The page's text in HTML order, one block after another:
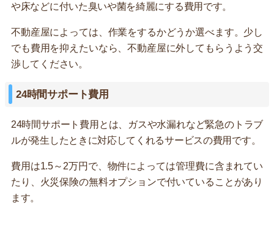
や床などに付いた臭いや菌を綺麗にする費用です。
不動産屋によっては、作業をするかどうか選べます。少し
でも費用を抑えたいなら、不動産屋に外してもらうよう交
渉してください。
24時間サポート費用
24時間サポート費用とは、ガスや水漏れなど緊急のトラブ
ルが発生したときに対応してくれるサービスの費用です。
費用は1.5～2万円で、物件によっては管理費に含まれてい
たり、火災保険の無料オプションで付いていることがあり
ます。